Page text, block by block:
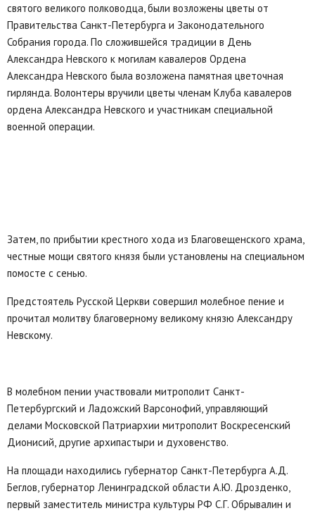
святого великого полководца, были возложены цветы от
Правительства Санкт-Петербурга и Законодательного
Собрания города. По сложившейся традиции в День
Александра Невского к могилам кавалеров Ордена
Александра Невского была возложена памятная цветочная
гирлянда. Волонтеры вручили цветы членам Клуба кавалеров
ордена Александра Невского и участникам специальной
военной операции.
Затем, по прибытии крестного хода из Благовещенского храма,
честные мощи святого князя были установлены на специальном
помосте с сенью.
Предстоятель Русской Церкви совершил молебное пение и
прочитал молитву благоверному великому князю Александру
Невскому.
В молебном пении участвовали митрополит Санкт-
Петербургский и Ладожский Варсонофий, управляющий
делами Московской Патриархии митрополит Воскресенский
Дионисий, другие архипастыри и духовенство.
На площади находились губернатор Санкт-Петербурга А.Д.
Беглов, губернатор Ленинградской области А.Ю. Дрозденко,
первый заместитель министра культуры РФ С.Г. Обрывалин и